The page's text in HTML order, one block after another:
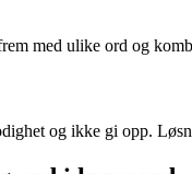
med ulike ord og
og ikke gi opp.